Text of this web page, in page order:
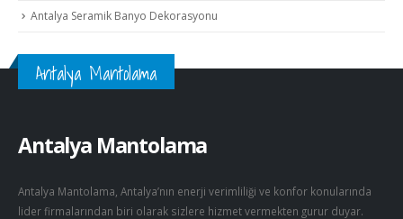
Antalya Seramik Banyo Dekorasyonu
Antalya Mantolama
Antalya Mantolama
Antalya Mantolama, Antalya’nın enerji verimliliği ve konfor konularında
lider firmalarından biri olarak sizlere hizmet vermekten gurur duyar.